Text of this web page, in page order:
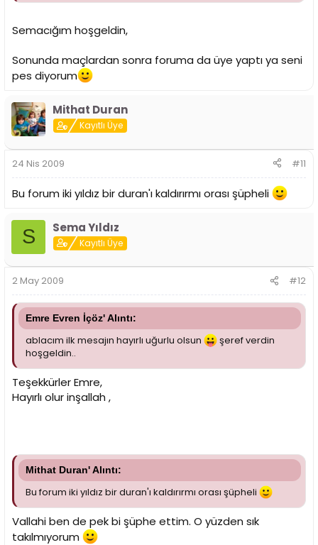
Sema Yıldız
Not: Teşekkürler Eyüp
Semacığım hoşgeldin,
Sonunda maçlardan sonra foruma da üye yaptı ya seni
pes diyorum
Mithat Duran
Kayıtlı Üye
24 Nis 2009 #11
Bu forum iki yıldız bir duran'ı kaldırırmı orası şüpheli
S Sema Yıldız
Kayıtlı Üye
2 May 2009 #12
Emre Evren İçöz' Alıntı:
ablacım ilk mesajın hayırlı uğurlu olsun
şeref verdin
hoşgeldin..
Teşekkürler Emre,
Hayırlı olur inşallah ,
Mithat Duran' Alıntı:
Bu forum iki yıldız bir duran'ı kaldırırmı orası şüpheli
Vallahi ben de pek bi şüphe ettim. O yüzden sık
takılmıyorum